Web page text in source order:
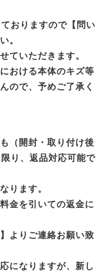
おりますので【問い
。
ていただきます。
おける本体のキズ等
ので、予めご了承く
（開封・取り付け後
り、返品対応可能で
ります。
金を引いての返金に
よりご連絡お願い致
になりますが、新し